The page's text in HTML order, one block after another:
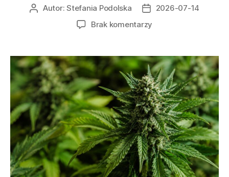
AutorAutor:Stefania Podolska
Data2026-07-14
Brak komentarzy
świata
THC-
P
wyjaśniony
krok
po
kroku